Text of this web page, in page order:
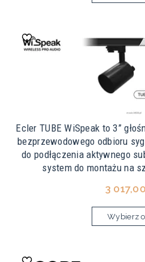
Ecler TUBE WiSpeak to 3”
bezprzewodowego odbioru
do podłączenia aktywnego
system do montażu na
3
Wybierz